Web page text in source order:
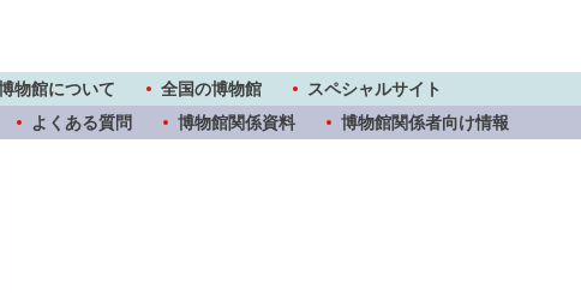
物館について 全国の博物館
スペシャルサイト
よくある質問 博物館関係資料 博物館関係者向け情報